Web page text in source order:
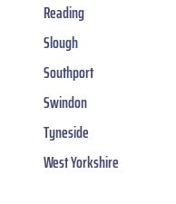
Reading
Slough
Southport
Swindon
Tyneside
West Yorkshire